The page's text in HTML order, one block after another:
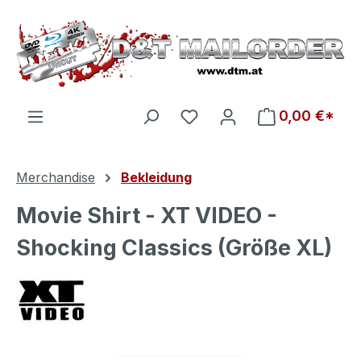
Zum Hauptinhalt springen
Du hast 0 Produkte auf
0,00 €*
Merchandise Bekleidung
Movie Shirt - XT VIDEO -
Shocking Classics (Größe XL)